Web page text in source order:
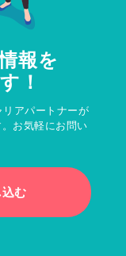
報を
！
アパートナーが
お気軽にお問い
む